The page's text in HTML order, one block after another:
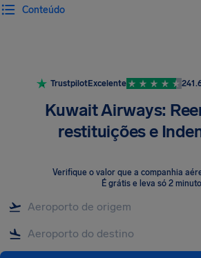
Conteúdo
TrustpilotExcelente
Kuwait Airways:
restituições e
Verifique o valor que a companhia
É grátis e leva só 2